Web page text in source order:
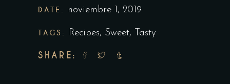
DATE: noviembre 1, 2019
TAGS: Recipes, Sweet, Tasty
SHARE: